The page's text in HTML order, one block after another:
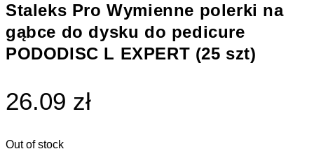
Staleks Pro Wymienne polerki na
gąbce do dysku do pedicure
PODODISC L EXPERT (25 szt)
26.09 zł
Out of stock